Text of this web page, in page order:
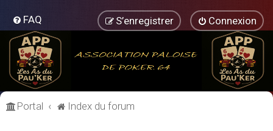
FAQ Connexion
S’enregistrer
Portal Index du forum